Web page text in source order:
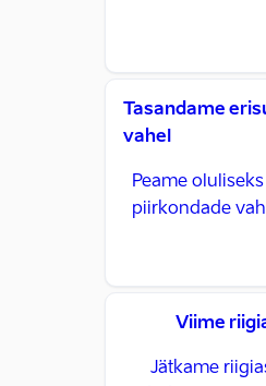
Tasandame
vahel
Peame
piirkondade
Viime
Jätkame